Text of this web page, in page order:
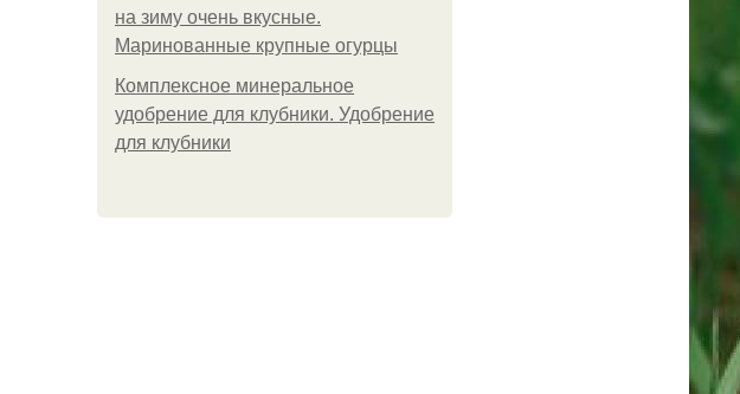
на зиму очень вкусные.
Маринованные крупные огурцы
Комплексное минеральное
удобрение для клубники. Удобрение
для клубники